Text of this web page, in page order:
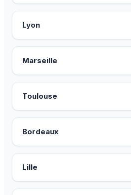
Lyon
Marseille
Toulouse
Bordeaux
Lille